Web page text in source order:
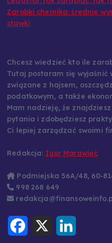
Zarobki chemika: średnie
stawki
Chcesz wiedzieć kto ile
Tutaj postaram się wyjaśnić
związane z hajsem,
podatkowym, a także
Mam nadzieję, że
pytania i zdobędziesz
Ci lepiej zarządzać swoimi
Redakcja: Igor Morawiec
Podmiejska 56A/48, 60-
998 268 649
X